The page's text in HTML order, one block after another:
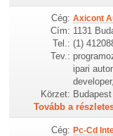
Cég: Axicont
Cím: 1131
Tel.: (1)
Tev.:
ipari
Körzet:
Tovább a
Cég: Pc-Cd